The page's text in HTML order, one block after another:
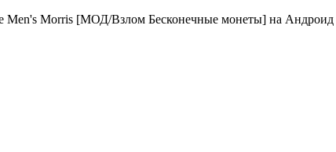
Men's Morris [МОД/Взлом Бесконечные монеты] на Андроид